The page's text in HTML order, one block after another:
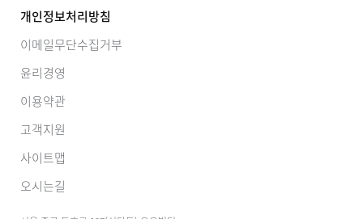
개인정보처리방침
이메일무단수집거부
윤리경영
이용약관
고객지원
사이트맵
오시는길